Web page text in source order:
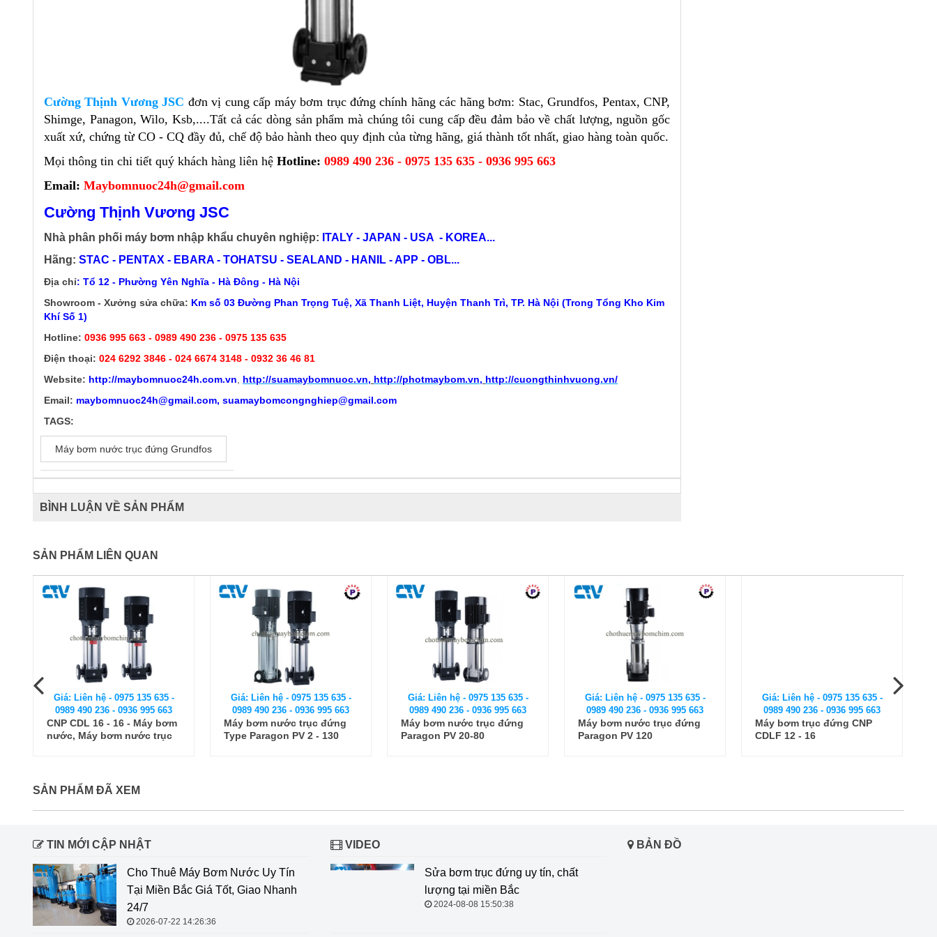
Cường Thịnh Vương JSC đơn vị cung cấp máy bơm trục đứng chính hãng các hãng bơm: Stac, Grundfos, Pentax, CNP,
Shimge, Panagon, Wilo, Ksb,....Tất cả các dòng sản phẩm mà chúng tôi cung cấp đều đảm bảo về chất lượng, nguồn gốc
xuất xứ, chứng từ CO - CQ đầy đủ, chế độ bảo hành theo quy định của từng hãng, giá thành tốt nhất, giao hàng toàn quốc.
Mọi thông tin chi tiết quý khách hàng liên hệ Hotline: 0989 490 236 - 0975 135 635 - 0936 995 663
Email: Maybomnuoc24h@gmail.com
Cường Thịnh Vương JSC
Nhà phân phối máy bơm nhập khẩu chuyên nghiệp: ITALY - JAPAN - USA - KOREA...
Hãng: STAC - PENTAX - EBARA - TOHATSU - SEALAND - HANIL - APP - OBL...
Địa chỉ: Tổ 12 - Phường Yên Nghĩa - Hà Đông - Hà Nội
Showroom - Xưởng sửa chữa: Km số 03 Đường Phan Trọng Tuệ, Xã Thanh Liệt, Huyện Thanh Trì, TP. Hà Nội (Trong Tổng Kho Kim
Khí Số 1)
Hotline: 0936 995 663 - 0989 490 236 - 0975 135 635
Điện thoại: 024 6292 3846 - 024 6674 3148 - 0932 36 46 81
Website: http://maybomnuoc24h.com.vn http://suamaybomnuoc.vn, http://photmaybom.vn, http://cuongthinhvuong.vn/
Email: maybomnuoc24h@gmail.com, suamaybomcongnghiep@gmail.com
TAGS:
Máy bơm nước trục đứng Grundfos
BÌNH LUẬN VỀ SẢN PHẨM
SẢN PHẨM LIÊN QUAN
Giá: Liên hệ - 0975 135 635 -
0989 490 236 - 0936 995 663
CNP CDL 16 - 16 - Máy bơm
nước, Máy bơm nước trục
Giá: Liên hệ - 0975 135 635 -
0989 490 236 - 0936 995 663
Máy bơm nước trục đứng
Type Paragon PV 2 - 130
Giá: Liên hệ - 0975 135 635 -
0989 490 236 - 0936 995 663
Máy bơm nước trục đứng
Paragon PV 20-80
Giá: Liên hệ - 0975 135 635 -
0989 490 236 - 0936 995 663
Máy bơm nước trục đứng
Paragon PV 120
Giá: Liên hệ - 0975 135 635 -
0989 490 236 - 0936 995 663
Máy bơm trục đứng CNP
CDLF 12 - 16
SẢN PHẨM ĐÃ XEM
TIN MỚI CẬP NHẬT
Cho Thuê Máy Bơm Nước Uy Tín
Tại Miền Bắc Giá Tốt, Giao Nhanh
24/7
2026-07-22 14:26:36
VIDEO
Sửa bơm trục đứng uy tín, chất
lượng tại miền Bắc
2024-08-08 15:50:38
BẢN ĐỒ